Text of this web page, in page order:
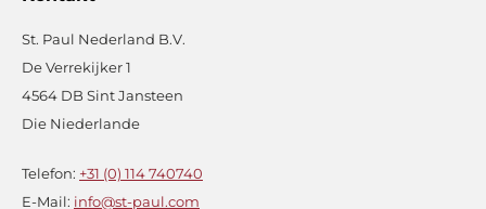
St. Paul Nederland B.V.
De Verrekijker 1
4564 DB Sint Jansteen
Die Niederlande
Telefon: +31 (0) 114 740740
E-Mail: info@st-paul.com